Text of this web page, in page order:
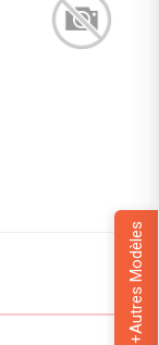
+Autres Modèles